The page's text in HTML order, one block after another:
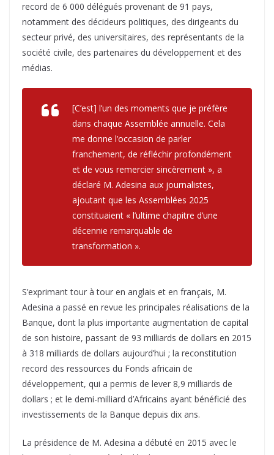
record de 6 000 délégués provenant de 91 pays,
notamment des décideurs politiques, des dirigeants du
secteur privé, des universitaires, des représentants de la
société civile, des partenaires du développement et des
médias.
[C’est] l’un des moments que je préfère
dans chaque Assemblée annuelle. Cela
me donne l’occasion de parler
franchement, de réfléchir profondément
et de vous remercier sincèrement », a
déclaré M. Adesina aux journalistes,
ajoutant que les Assemblées 2025
constituaient « l’ultime chapitre d’une
décennie remarquable de
transformation ».
S’exprimant tour à tour en anglais et en français, M.
Adesina a passé en revue les principales réalisations de la
Banque, dont la plus importante augmentation de capital
de son histoire, passant de 93 milliards de dollars en 2015
à 318 milliards de dollars aujourd’hui ; la reconstitution
record des ressources du Fonds africain de
développement, qui a permis de lever 8,9 milliards de
dollars ; et le demi-milliard d’Africains ayant bénéficié des
investissements de la Banque depuis dix ans.
La présidence de M. Adesina a débuté en 2015 avec le